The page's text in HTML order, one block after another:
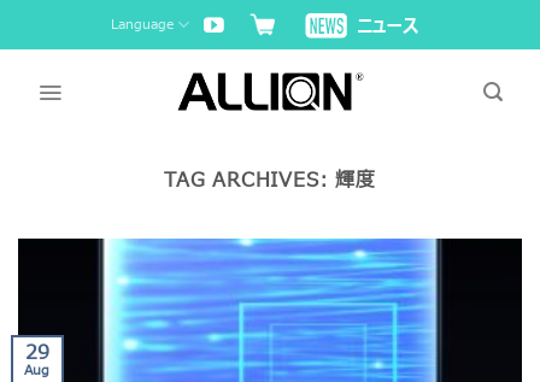
to
Language
TAG ARCHIVES:輝度
29
Aug